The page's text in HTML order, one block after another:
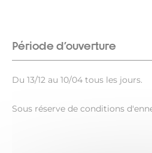
Période d'ouverture
Du 13/12 au 10/04 tous les jours.
Sous réserve de conditions